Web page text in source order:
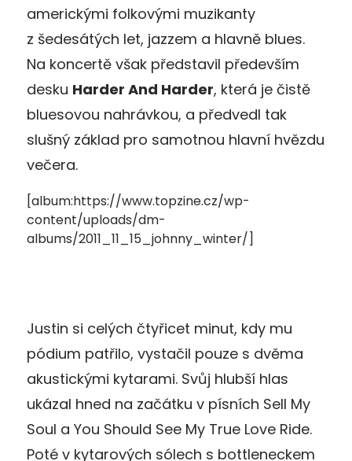
americkými folkovými muzikanty
z šedesátých let, jazzem a hlavně blues.
Na koncertě však představil především
desku Harder And Harder, která je čistě
bluesovou nahrávkou, a předvedl tak
slušný základ pro samotnou hlavní hvězdu
večera.
[album:https://www.topzine.cz/wp-
content/uploads/dm-
albums/2011_11_15_johnny_winter/]
Justin si celých čtyřicet minut, kdy mu
pódium patřilo, vystačil pouze s dvěma
akustickými kytarami. Svůj hlubší hlas
ukázal hned na začátku v písních Sell My
Soul a You Should See My True Love Ride.
Poté v kytarových sólech s bottleneckem